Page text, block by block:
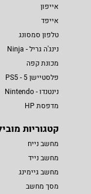
אייפון
אייפד
טלפון סמסונג
נינג'ה גריל - Ninja
מכונת קפה
פלסטיישן 5 - PS5
נינטנדו - Nintendo
מדפסת HP
קטגוריות
מחשב נייח
מחשב נייד
מחשב גיימינג
מסך מחשב